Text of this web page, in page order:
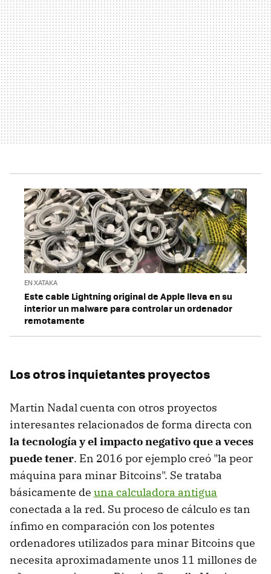
EN XATAKA
Este cable Lightning original de Apple lleva en su
interior un malware para controlar un ordenador
remotamente
Los otros inquietantes proyectos
Martin Nadal cuenta con otros proyectos
interesantes relacionados de forma directa con
la tecnología y el impacto negativo que a veces
puede tener. En 2016 por ejemplo creó "la peor
máquina para minar Bitcoins". Se trataba
básicamente de una calculadora antigua
conectada a la red. Su proceso de cálculo es tan
ínfimo en comparación con los potentes
ordenadores utilizados para minar Bitcoins que
necesita aproximadamente unos 11 millones de